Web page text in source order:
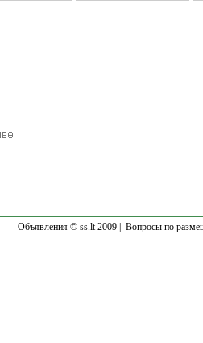
Объявления © ss.lt 2009 | Вопросы по